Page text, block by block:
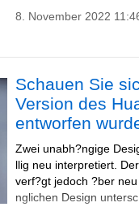
8. November 2022
Schauen Sie
Version des
entworfen
Zwei unabh?ngige
llig neu interpretiert.
verf?gt jedoch ?ber
nglichen Design